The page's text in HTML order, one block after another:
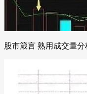
股市箴言 熟用成交量